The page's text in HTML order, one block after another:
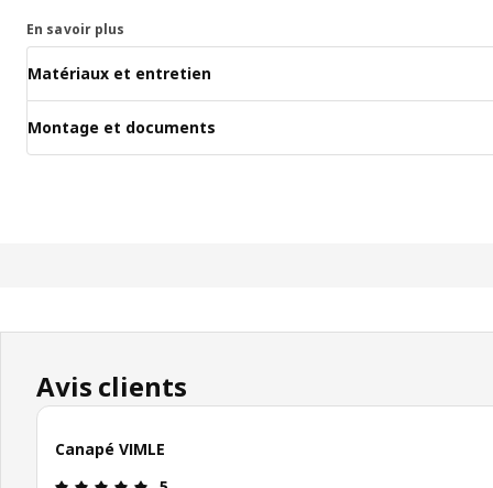
En savoir plus
Matériaux et entretien
Montage et documents
Avis clients
Canapé VIMLE
Avis: 5 sur 5 étoiles